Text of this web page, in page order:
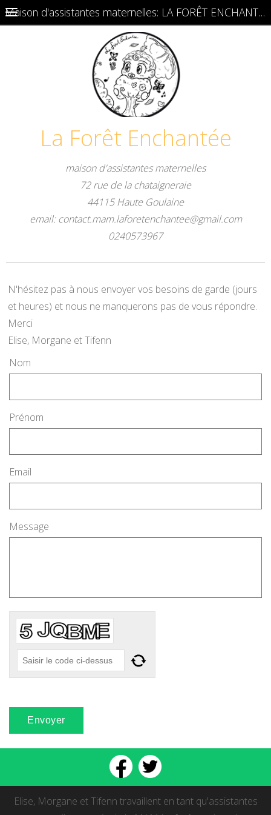
Maison d'assistantes maternelles: LA FORÊT ENCHANTÉE
La Forêt Enchantée
maison d'assistantes maternelles
72 rue de la chataigneraie
44115 Haute Goulaine
email: contact.mam.laforetenchantee@gmail.com
0240573967
N'hésitez pas à nous envoyer vos besoins de garde (jours
et heures) et nous ne manquerons pas de vous répondre.
Merci
Elise, Morgane et Tifenn
Nom
Prénom
Email
Message
Elise, Morgane et Tifenn travaillent en tant qu'assistantes